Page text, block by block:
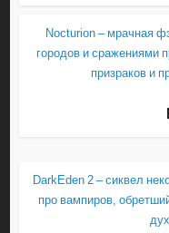
Nocturion – мрачная
городов и сражениями
призраков и
DarkEden 2 – сиквел
про вампиров,